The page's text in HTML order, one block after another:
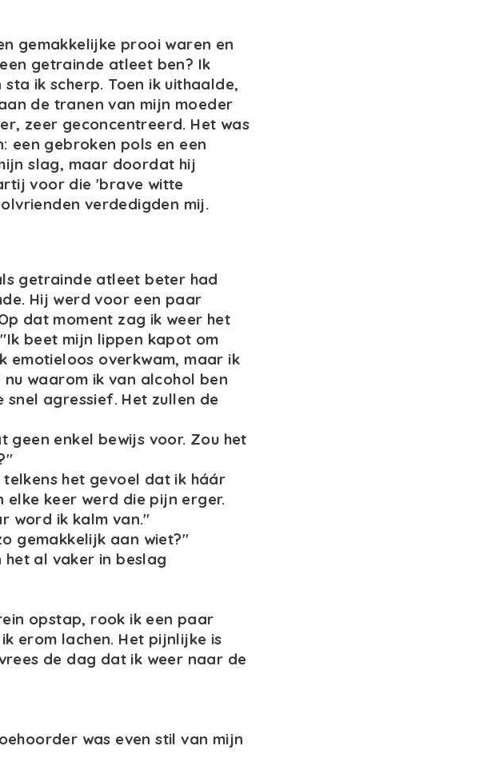
gemakkelijke prooi waren en
getrainde atleet ben? Ik
ik scherp. Toen ik uithaalde,
de tranen van mijn moeder
zeer geconcentreerd. Het was
een gebroken pols en een
slag, maar doordat hij
voor die 'brave witte
verdedigden mij.
getrainde atleet beter had
Hij werd voor een paar
dat moment zag ik weer het
beet mijn lippen kapot om
emotieloos overkwam, maar ik
waarom ik van alcohol ben
agressief. Het zullen de
enkel bewijs voor. Zou het
het gevoel dat ik háár
elke keer werd die pijn erger.
word ik kalm van."
gemakkelijk aan wiet?"
al vaker in beslag
opstap, rook ik een paar
erom lachen. Het pijnlijke is
de dag dat ik weer naar de
was even stil van mijn